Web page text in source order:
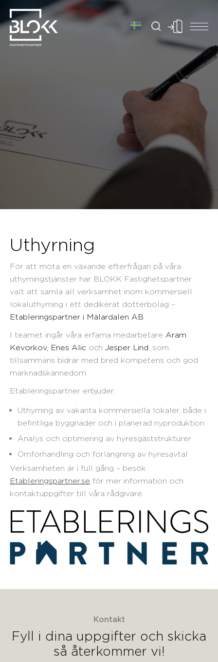
Uthyrning
För att möta en växande efterfrågan på våra
uthyrningstjänster har BLOKK Fastighetspartner
valt att samla all verksamhet inom kommersiell
lokaluthyrning i ett dedikerat dotterbolag –
Etableringspartner i Mälardalen AB.
I teamet ingår våra erfarna medarbetare Aram
Kevorkov, Enes Alic och Jesper Lind, som
tillsammans bidrar med bred kompetens och god
marknadskännedom.
Etableringspartner erbjuder:
Uthyrning av vakanta kommersiella lokaler, både i
befintliga byggnader och i planerad nyproduktion
Analys och optimering av hyresgäststrukturer
Omförhandling och förlängning av hyresavtal
Verksamheten är i full gång – besök
Etableringspartner.se för mer information och
kontaktuppgifter till våra rådgivare.
Kontakt
Fyll i dina uppgifter och skicka
så återkommer vi!